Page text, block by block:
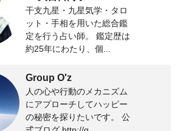
干支九星・九星気学・タロ
ット・手相を用いた総合鑑
定を行う占い師。 鑑定歴は
約25年にわたり、個...
Group O'z
人の心や行動のメカニズム
にアプローチしてハッピー
の秘密を探りたいです。 公